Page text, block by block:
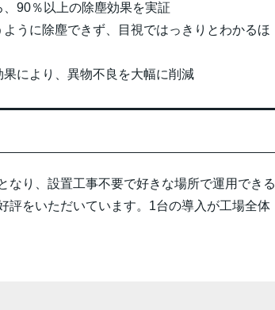
90％以上の除塵効果を実証
うに除塵できず、目視ではっきりとわかるほ
により、異物不良を大幅に削減
り、設置工事不要で好きな場所で運用できる
評をいただいています。1台の導入が工場全体